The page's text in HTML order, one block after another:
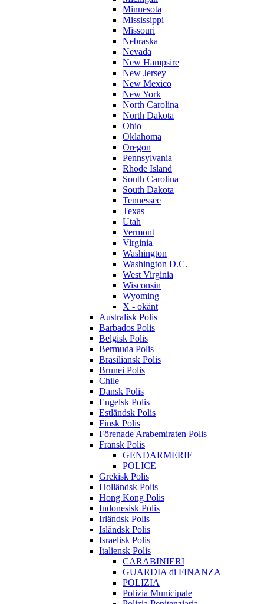
Minnesota
Mississippi
Missouri
Nebraska
Nevada
New Hampsire
New Jersey
New Mexico
New York
North Carolina
North Dakota
Ohio
Oklahoma
Oregon
Pennsylvania
Rhode Island
South Carolina
South Dakota
Tennessee
Texas
Utah
Vermont
Virginia
Washington
Washington D.C.
West Virginia
Wisconsin
Wyoming
X - okänt
Australisk Polis
Barbados Polis
Belgisk Polis
Bermuda Polis
Brasiliansk Polis
Brunei Polis
Chile
Dansk Polis
Engelsk Polis
Estländsk Polis
Finsk Polis
Förenade Arabemiraten Polis
Fransk Polis
GENDARMERIE
POLICE
Grekisk Polis
Holländsk Polis
Hong Kong Polis
Indonesisk Polis
Irländsk Polis
Isländsk Polis
Israelisk Polis
Italiensk Polis
CARABINIERI
GUARDIA di FINANZA
POLIZIA
Polizia Municipale